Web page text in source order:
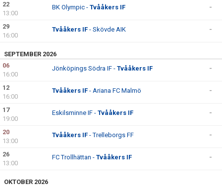
22
13:00
BK Olympic - Tvååkers IF -
29
16:00
Tvååkers IF - Skövde AIK -
SEPTEMBER 2026
06
16:00
Jönköpings Södra IF - Tvååkers IF -
12
16:00
Tvååkers IF - Ariana FC Malmö -
17
19:00
Eskilsminne IF - Tvååkers IF -
20
13:00
Tvååkers IF - Trelleborgs FF -
26
13:00
FC Trollhättan - Tvååkers IF -
OKTOBER 2026